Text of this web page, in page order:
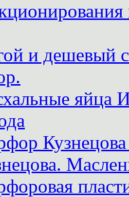
и дешевый
яйца